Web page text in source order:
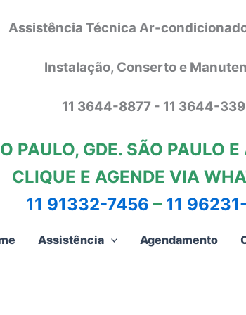
Assistência Técnica Ar-
Instalação, Conserto e
11 3644-8877 - 11 3644-
PAULO, GDE. SÃO PAULO
CLIQUE E AGENDE VIA
11 91332-7456 – 11
Assistência Agendamento